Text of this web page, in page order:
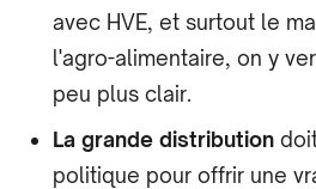
avec HVE, et surtout le
l'agro-alimentaire, on y
peu plus clair.
La grande distribution
politique pour offrir une